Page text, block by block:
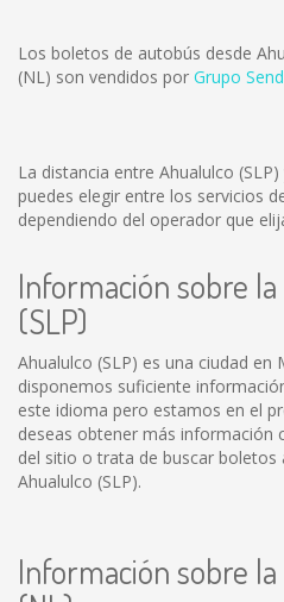
Los boletos de autobús desde
(NL) son vendidos por Grupo
La distancia entre Ahualulco
puedes elegir entre los servicios
dependiendo del operador que
Información sobre
(SLP)
Ahualulco (SLP) es una ciudad en
disponemos suficiente
este idioma pero estamos en el
deseas obtener más información
del sitio o trata de buscar boletos
Ahualulco (SLP).
Información sobre